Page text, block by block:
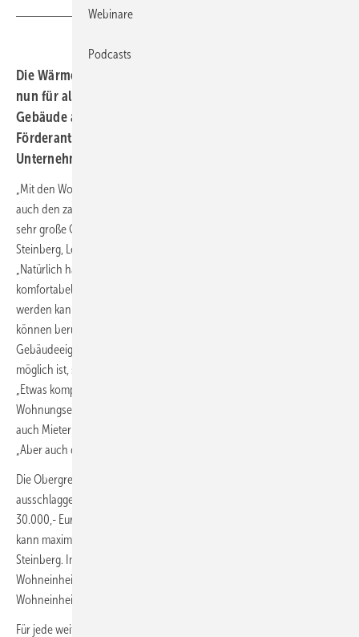
Die Wärmepumpen-Förderantragstellung bei der KfW ist
nun für alle möglich: Nachdem Eigentümer, die das
Gebäude auch selbst bewohnen, schon länger
Förderanträge stellen können, ist das Portal nun auch für
Unternehmen und Contractoren geöffnet.
„Mit den Wohnungsbaugesellschaften und -genossenschaften wie
auch den zahlreichen kleineren und größeren Vermietern stößt eine
sehr große Gruppe zu den Antragsberechtigten dazu“, so Udo
Steinberg, Leiter Key Account Wohnungswirtschaft bei Stiebel Eltron.
„Natürlich haben wir unseren Förderrechner, mit dem einfach und
komfortabel die Fördersumme für mein spezielles Projekt ermittelt
werden kann, bereits angepasst. Gebäude bis zu 25 Wohneinheiten
können berücksichtigt werden. „Während für selbstnutzende
Gebäudeeigentümer eine Förderung von bis zu 70 Prozent der Kosten
möglich ist, sind es bei der Immobilienwirtschaft bis zu 35 Prozent.
„Etwas komplizierter ist es, wenn selbstnutzende
Wohnungseigentümer gemeinsam mit anderen Eigentümern oder
auch Mietern in einem Mehrfamilienhaus wohnen“, so der Experte.
„Aber auch das kann in unserem Rechner berücksichtigt werden.“
Die Obergrenze für die Berechnung der Fördersumme
ausschlaggebenden Installationskosten sind im Einfamilienhaus auf
30.000,- Euro gedeckelt. „Wer also 70 Prozent Förderung bekommt,
kann maximal 21.000,- Euro vom Staat erhalten“, erklärt Udo
Steinberg. Im Mehrfamilienhaus gelten andere Grenzen: Für die erste
Wohneinheit können 30.000,- Euro und für die zweite bis sechste
Wohneinheit jeweils 15.000,- Euro angesetzt werden.
Für jede weitere Einheit kommen 8.000,- Euro dazu. Der Stiebel-
Webinare
Podcasts